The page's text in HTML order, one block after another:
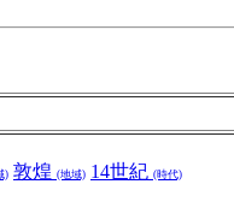
) 敦煌 (地域) 14世紀 (時代)